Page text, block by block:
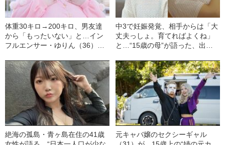
体重30キロ→200キロ、男友達
から「もったいない」と…イン
フルエンサー・ゆりん（36）が
た“3桁の壁”
中3で妊娠発覚、相手からは「大
丈夫っしょ。育てればよくね」
と…“15歳の母”が語った、出産
絶海の孤島・青ヶ島在住の41歳
元キャバ嬢のセクシーギャル